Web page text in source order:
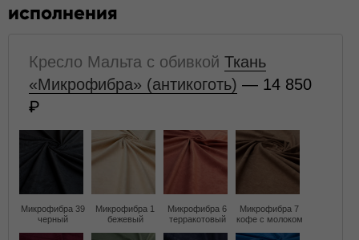
исполнения
Кресло Мальта с обивкой Ткань
«Микрофибра» (антикоготь) — 14 850
Микрофибра 39
черный
Микрофибра 1
бежевый
Микрофибра 6
терракотовый
Микрофибра 7
кофе с молоком